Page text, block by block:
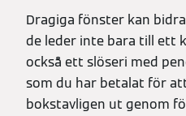
Dragiga fönster kan
de leder inte bara till ett
också ett slöseri med
som du har betalat för
bokstavligen ut genom